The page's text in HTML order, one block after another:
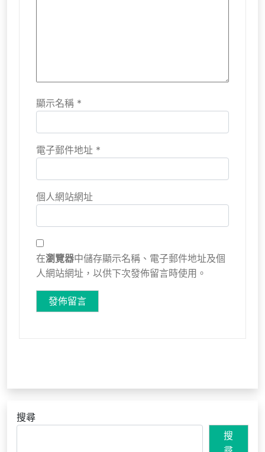
顯示名稱 *
電子郵件地址 *
個人網站網址
在瀏覽器中儲存顯示名稱、電子郵件地址及個
人網站網址，以供下次發佈留言時使用。
搜尋
搜